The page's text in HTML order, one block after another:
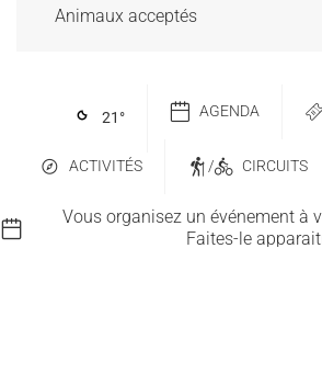
Animaux acceptés
21 ° AGENDA
ACTIVITÉS / CIRCUITS
Vous organisez un événement à
Faites-le